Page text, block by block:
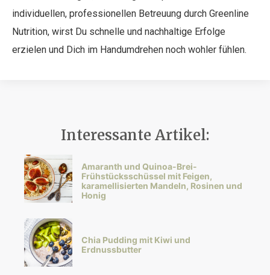
individuellen, professionellen Betreuung durch Greenline
Nutrition, wirst Du schnelle und nachhaltige Erfolge
erzielen und Dich im Handumdrehen noch wohler fühlen.
Interessante Artikel:
Amaranth und Quinoa-Brei-
Frühstücksschüssel mit Feigen,
karamellisierten Mandeln, Rosinen und
Honig
Chia Pudding mit Kiwi und
Erdnussbutter